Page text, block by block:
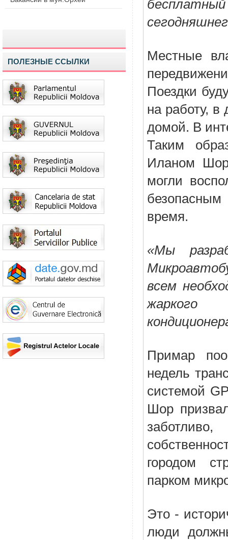
ПОЛЕЗНЫЕ ССЫЛКИ
Местные
Поездки
на работу, в
домой. В
Таким
Иланом
могли
безопасным
время.
«Мы
всем
жаркого
Примар
недель
системой
Шор
городом
парком
Это -
люди